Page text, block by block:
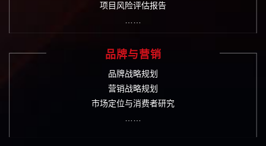
项目风险评估报告
……
品牌与营销
品牌战略规划
营销战略规划
市场定位与消费者研究
……